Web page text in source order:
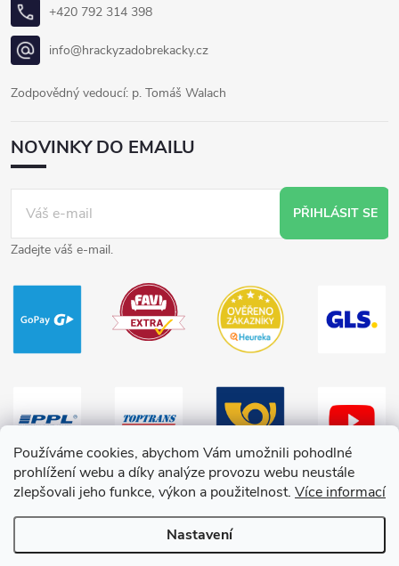
Používáme cookies, abychom Vám umožnili pohodlné
prohlížení webu a díky analýze provozu webu neustále
zlepšovali jeho funkce, výkon a použitelnost. Více informací
Nastavení
+420 792 314 398
info@hrackyzadobrekacky.cz
Zodpovědný vedoucí: p. Tomáš Walach
NOVINKY DO EMAILU
PŘIHLÁSIT SE
Zadejte váš e-mail.